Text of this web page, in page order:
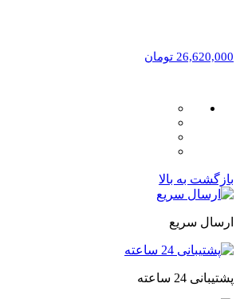
26,620,000 تومان
بازگشت به بالا
ارسال سریع
پشتیبانی 24 ساعته